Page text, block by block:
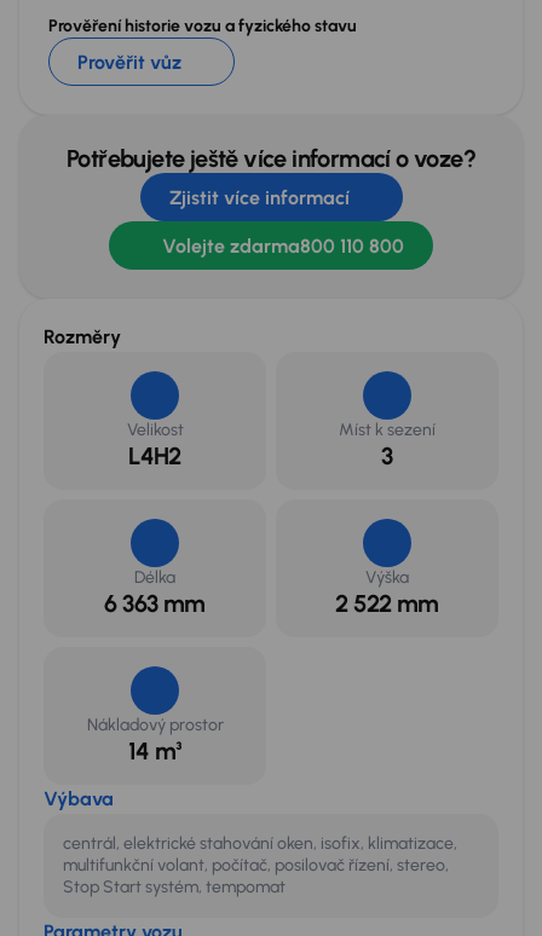
Prověření historie vozu a fyzického stavu
Prověřit vůz
Potřebujete ještě více informací o voze?
Zjistit více informací
Volejte zdarma800 110 800
Rozměry
Velikost
L4H2
Míst k sezení
3
Délka
6 363 mm
Výška
2 522 mm
Nákladový prostor
14 m³
Výbava
centrál, elektrické stahování oken, isofix, klimatizace,
multifunkční volant, počítač, posilovač řízení, stereo,
Stop Start systém, tempomat